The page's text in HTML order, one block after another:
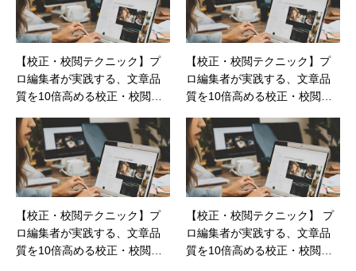
【校正・校閲テクニック】プ
ロ編集者が実践する、文章品
質を10倍高める校正・校閲テ
【校正・校閲テクニック】プ
ロ編集者が実践する、文章品
質を10倍高める校正・校閲テ
【校正・校閲テクニック】プ
ロ編集者が実践する、文章品
質を10倍高める校正・校閲テ
【校正・校閲テクニック】 プ
ロ編集者が実践する、文章品
質を10倍高める校正・校閲テ